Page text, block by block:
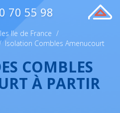
70 55 98
Ile de France /
Isolation Combles Amenucourt
COMBLES
À PARTIR